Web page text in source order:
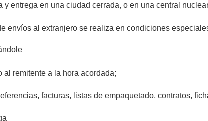
y entrega en una ciudad cerrada, o en una central
envíos al extranjero se realiza en condiciones
remitente a la hora acordada;
facturas, listas de empaquetado, contratos,